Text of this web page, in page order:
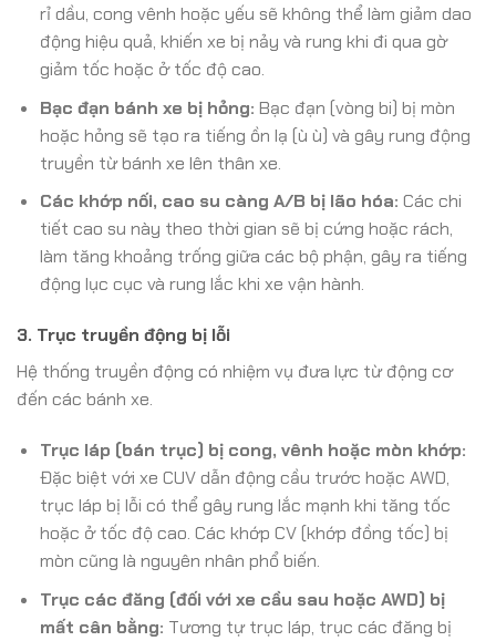
rỉ dầu, cong vênh hoặc yếu sẽ không thể làm giảm dao
động hiệu quả, khiến xe bị nảy và rung khi đi qua gờ
giảm tốc hoặc ở tốc độ cao.
Bạc đạn bánh xe bị hỏng: Bạc đạn (vòng bi) bị mòn
hoặc hỏng sẽ tạo ra tiếng ồn lạ (ù ù) và gây rung động
truyền từ bánh xe lên thân xe.
Các khớp nối, cao su càng A/B bị lão hóa: Các chi
tiết cao su này theo thời gian sẽ bị cứng hoặc rách,
làm tăng khoảng trống giữa các bộ phận, gây ra tiếng
động lục cục và rung lắc khi xe vận hành.
3. Trục truyền động bị lỗi
Hệ thống truyền động có nhiệm vụ đưa lực từ động cơ
đến các bánh xe.
Trục láp (bán trục) bị cong, vênh hoặc mòn khớp:
Đặc biệt với xe CUV dẫn động cầu trước hoặc AWD,
trục láp bị lỗi có thể gây rung lắc mạnh khi tăng tốc
hoặc ở tốc độ cao. Các khớp CV (khớp đồng tốc) bị
mòn cũng là nguyên nhân phổ biến.
Trục các đăng (đối với xe cầu sau hoặc AWD) bị
mất cân bằng: Tương tự trục láp, trục các đăng bị